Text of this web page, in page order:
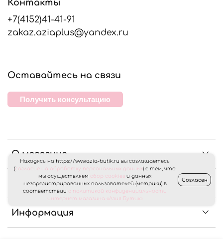
О магазине
Клиентам
Информация
Контакты
+7(4152)41-41-91
zakaz.aziaplus@yandex.ru
Оставайтесь на связи
Получить консультацию
Находясь на https://www.azia-butik.ru вы соглашаетесь
(согласие на обработку персональных данных) с тем, что
мы осуществляем сбор cookies и данных
незарегистрированных пользователей (метрики) в
соответствии с политикой конфиденциальности
интернет магазина «Азия Бутик»
Согласен